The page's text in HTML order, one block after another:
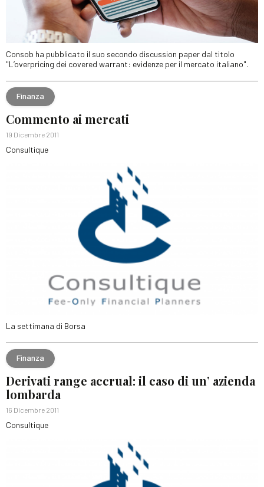
Consob ha pubblicato il suo secondo discussion paper dal titolo
"L’overpricing dei covered warrant: evidenze per il mercato italiano".
Finanza
Commento ai mercati
19 Dicembre 2011
Consultique
La settimana di Borsa
Finanza
Derivati range accrual: il caso di un’ azienda
lombarda
16 Dicembre 2011
Consultique